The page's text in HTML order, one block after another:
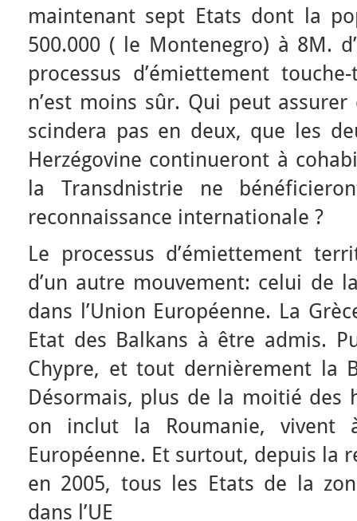
maintenant sept Etats dont la
500.000 ( le Montenegro) à 8M.
processus d’émiettement
n’est moins sûr. Qui peut
scindera pas en deux, que les
Herzégovine continueront à
la Transdnistrie ne
reconnaissance internationale ?
Le processus d’émiettement
d’un autre mouvement: celui de
dans l’Union Européenne. La
Etat des Balkans à être admis.
Chypre, et tout dernièrement la
Désormais, plus de la moitié des
on inclut la Roumanie, vivent
Européenne. Et surtout, depuis la
en 2005, tous les Etats de la
dans l’UE